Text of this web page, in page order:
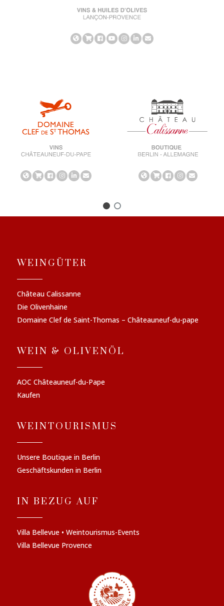
WEINGÜTER
Château Calissanne
Die Olivenhaine
Domaine Clef de Saint-Thomas – Châteauneuf-du-pape
WEIN & OLIVENÖL
AOC Châteauneuf-du-Pape
Kaufen
WEINTOURISMUS
Unsere Boutique in Berlin
Geschäftskunden in Berlin
IN BEZUG AUF
Villa Bellevue • Weintourismus-Events
Villa Bellevue Provence